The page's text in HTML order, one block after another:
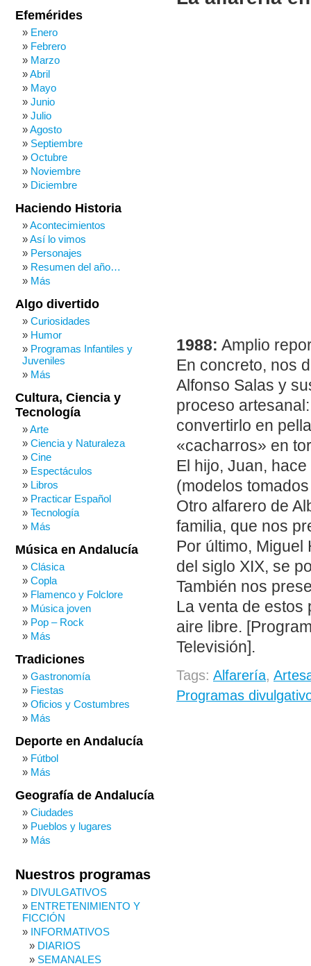
1988: Amplio
En concreto, nos
Alfonso Salas y
proceso
convertirlo en
«cacharros» en
El hijo, Juan,
(modelos
Otro alfarero de
familia, que nos
Por último,
del siglo XIX, se
También nos
La venta de estos
aire libre.
Televisión].
Tags: Alfarería,
Programas
Efemérides
Enero
Febrero
Marzo
Abril
Mayo
Junio
Julio
Agosto
Septiembre
Octubre
Noviembre
Diciembre
Haciendo Historia
Acontecimientos
Así lo vimos
Personajes
Resumen del año…
Más
Algo divertido
Curiosidades
Humor
Programas Infantiles y
Juveniles
Más
Cultura, Ciencia y
Tecnología
Arte
Ciencia y Naturaleza
Cine
Espectáculos
Libros
Practicar Español
Tecnología
Más
Música en Andalucía
Clásica
Copla
Flamenco y Folclore
Música joven
Pop – Rock
Más
Tradiciones
Gastronomía
Fiestas
Oficios y Costumbres
Más
Deporte en Andalucía
Fútbol
Más
Geografía de Andalucía
Ciudades
Pueblos y lugares
Más
Nuestros programas
DIVULGATIVOS
ENTRETENIMIENTO Y
FICCIÓN
INFORMATIVOS
DIARIOS
SEMANALES